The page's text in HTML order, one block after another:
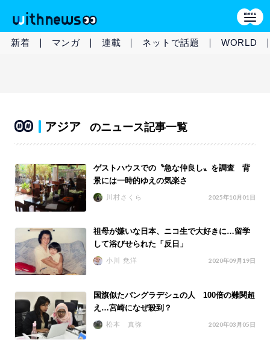
新着 マンガ 連載 ネットで話題 WORLD
アジア のニュース記事一覧
ゲストハウスでの〝急な仲良し〟を調査 背
景には一時的ゆえの気楽さ
川村さくら 2025年10月01日
祖母が嫌いな日本、ニコ生で大好きに…留学
して浴びせられた「反日」
小川 尭洋 2020年09月19日
国旗似たバングラデシュの人 100倍の難関超
え…宮崎になぜ殺到？
松本 真弥 2020年03月05日